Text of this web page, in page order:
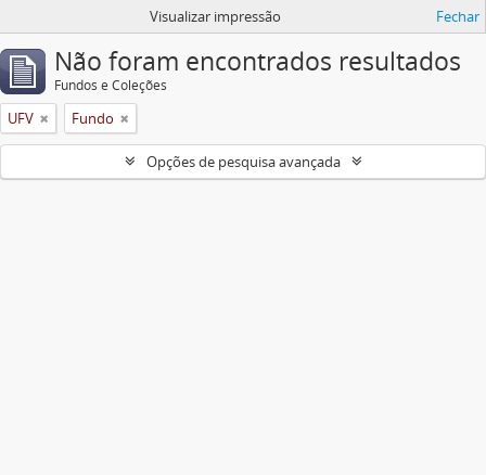
Visualizar impressão Fechar
Não foram encontrados resultados
Fundos e Coleções
UFV Fundo
Opções de pesquisa avançada